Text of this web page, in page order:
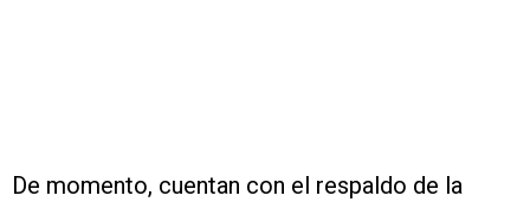
De momento, cuentan con el respaldo de la